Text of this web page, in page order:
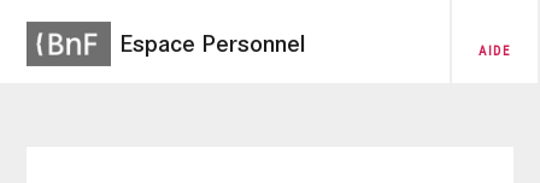
Espace Personnel AIDE